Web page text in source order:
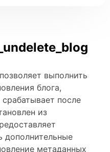
выполнить
блога,
после
из
дополнительные
метаданных